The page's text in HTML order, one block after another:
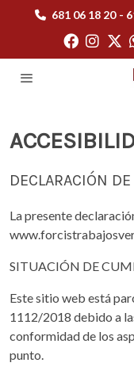
681 06 18 20 -
DECLARACIÓN
La presente
SITUACIÓN DE
Este sitio web está
1112/2018 debido a
conformidad de los
punto.